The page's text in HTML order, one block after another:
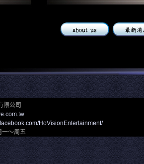
限公司
HoVisionEntertainment/
一～周五